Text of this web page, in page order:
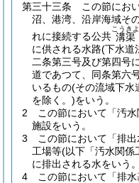
第三十三条
この節にお
沼、港湾、沿岸海域そ
れに接続する公共 溝渠
こうきよ
に供される水路(下水道
二条第三号及び第四号
道であつて、同条第六
いるもの(その流域下水
を除く。)をいう。
2
この節において「汚水
施設をいう。
3
この節において「排
工場等(以下「汚水関係
に排出される水をいう。
4
この節において「排